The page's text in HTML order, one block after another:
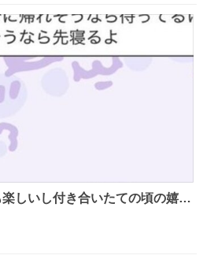
しいし付き合いたての頃の嬉し
ど(同棲前は1日で各50通くらい
ったのはこれ